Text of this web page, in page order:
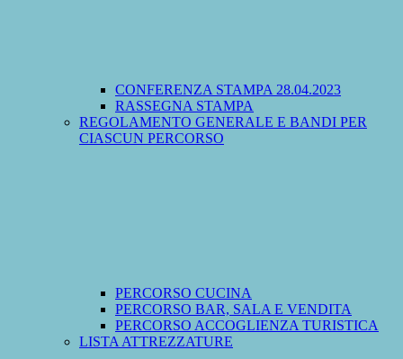
CONFERENZA STAMPA 28.04.2023
RASSEGNA STAMPA
REGOLAMENTO GENERALE E BANDI PER
CIASCUN PERCORSO
PERCORSO CUCINA
PERCORSO BAR, SALA E VENDITA
PERCORSO ACCOGLIENZA TURISTICA
LISTA ATTREZZATURE